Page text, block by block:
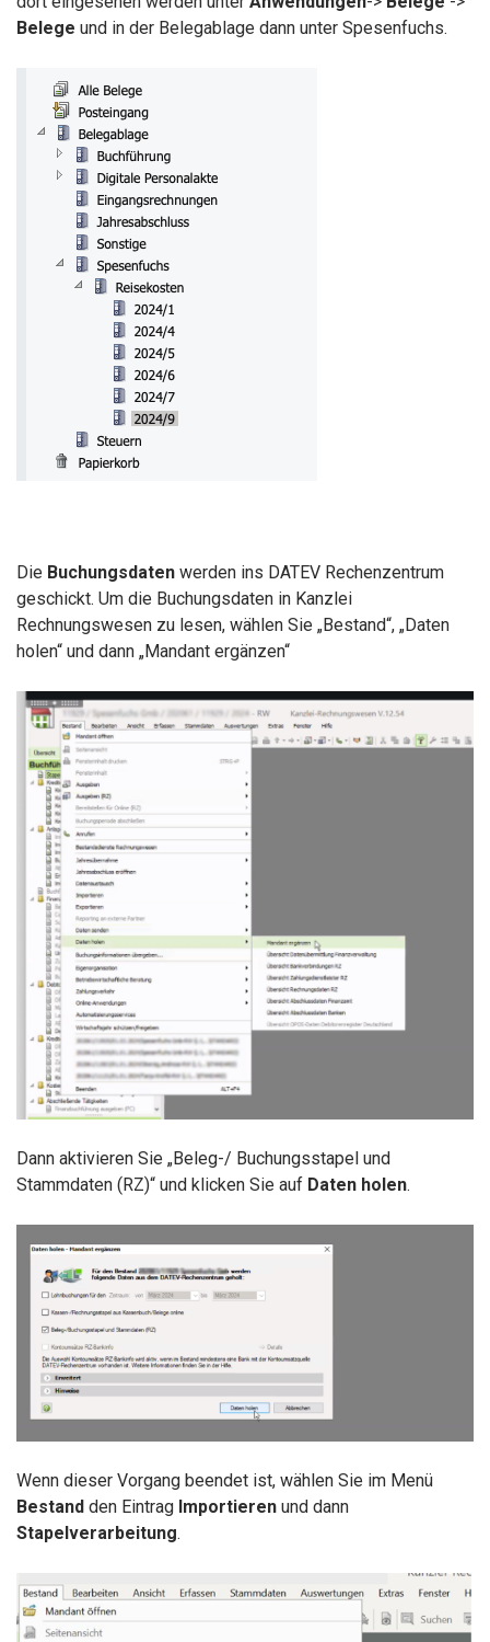
Belege und in der Belegablage dann unter Spesenfuchs.
Die Buchungsdaten werden ins DATEV Rechenzentrum
geschickt. Um die Buchungsdaten in Kanzlei
Rechnungswesen zu lesen, wählen Sie „Bestand“, „Daten
holen“ und dann „Mandant ergänzen“
Dann aktivieren Sie „Beleg-/ Buchungsstapel und
Stammdaten (RZ)“ und klicken Sie auf Daten holen.
Wenn dieser Vorgang beendet ist, wählen Sie im Menü
Bestand den Eintrag Importieren und dann
Stapelverarbeitung.